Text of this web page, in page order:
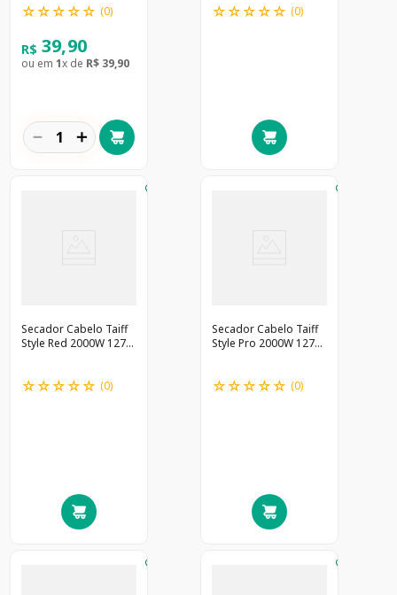
☆☆☆☆☆ (0)
R$ 39,90
ou em 1x de R$ 39,90
＋
－
☆☆☆☆☆ (0)
Secador Cabelo Taiff
Style Red 2000W 127V
☆☆☆☆☆ (0)
Secador Cabelo Taiff
Style Pro 2000W 127V
☆☆☆☆☆ (0)